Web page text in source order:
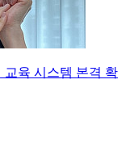
교육 시스템 본격 확